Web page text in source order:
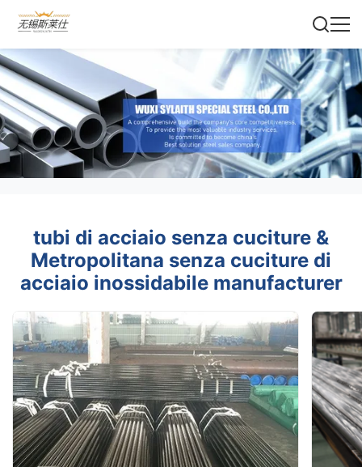
tubi di acciaio senza cuciture &
Metropolitana senza cuciture di
acciaio inossidabile manufacturer